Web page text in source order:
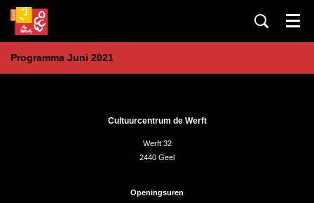
Menu
Programma Juni 2021
Cultuurcentrum de Werft
Werft 32
2440 Geel
Openingsuren